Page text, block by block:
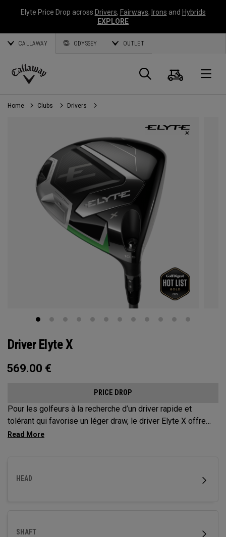
Elyte Price Drop across Drivers, Fairways, Irons and Hybrids
EXPLORE
CALLAWAY ODYSSEY OUTLET
Callaway
Golf
Panier
Home Clubs Drivers
Driver Elyte X
569.00 €
PRICE DROP
Pour les golfeurs à la recherche d’un driver rapide et
tolérant qui favorise un léger draw, le driver Elyte X offre
une distance exceptionnelle et une tolérance maximale.
HEAD
SHAFT